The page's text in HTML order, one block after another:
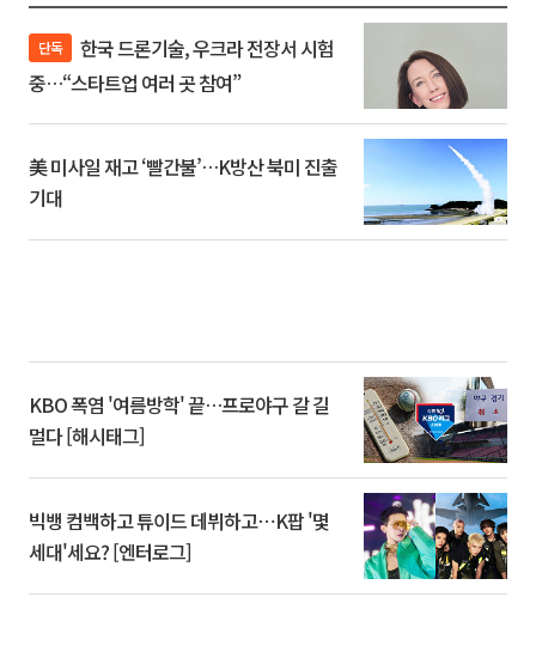
단독
중…“스타트업 여러 곳 참여”
美 미사일 재고 ‘빨간불’…K방산 북미 진출
기대
KBO 폭염 '여름방학' 끝…프로야구 갈 길
멀다 [해시태그]
빅뱅 컴백하고 튜이드 데뷔하고⋯K팝 '몇
세대'세요? [엔터로그]